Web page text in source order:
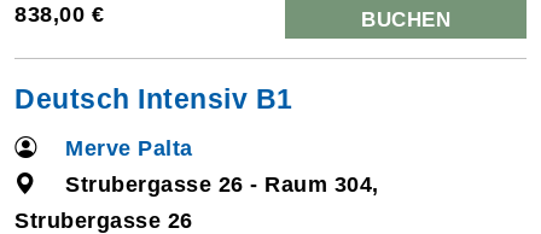
838,00 € BUCHEN
Deutsch Intensiv B1
Merve Palta
Strubergasse 26 - Raum 304,
Strubergasse 26